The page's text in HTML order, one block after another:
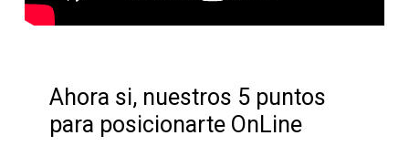
Ahora si, nuestros 5 puntos
para posicionarte OnLine